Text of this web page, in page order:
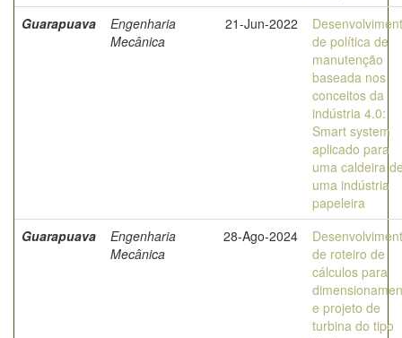
Guarapuava
Engenharia
Mecânica
21-Jun-2022
de política de
manutenção
baseada nos
conceitos da
indústria 4.0:
Smart system
aplicado para
uma caldeira
uma indústria
papeleira
Guarapuava
Engenharia
Mecânica
28-Ago-2024
de roteiro de
cálculos para
e projeto de
turbina do tipo